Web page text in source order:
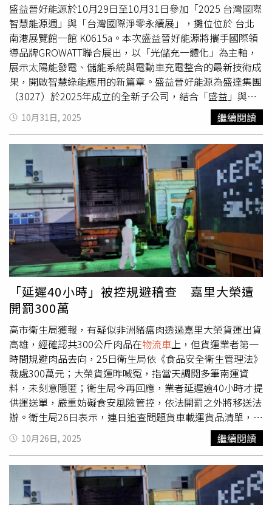
盛益晉好能源於10月29日至10月31日參加「2025 台灣國際
智慧能源週」與「台灣國際淨零永續展」，攤位位於 台北
南港展覽館一館 K0615a。本次盛益晉好能源將攜手國際領
導品牌GROWATT聯合展出，以「光儲充一體化」為主軸，
展示太陽能發電、儲能系統與電動車充電整合的最新技術成
果，開啟智慧綠能應用的新篇章。盛益晉好能源為盛達集團
（3027）於2025年成立的全新子公司，結合「盛益」與
「晉好」兩大品牌資源，專注於太陽能、儲能與電動車充電
三大領域。公司秉持「技術導向、整合服務」的理念，提供
高效率、安全穩定的智慧能源解決方案，服務涵蓋專案設
計、工程建置與後續維運，並與國內外品牌及系統商合作，
推動住宅、商辦與公共空間的綠能轉型與低碳應用。 在本
次展會中，盛益晉好能源將重點展示 MIT 自有品牌
BILLION 系列產品 與 GROWATT 高效能太陽能變流器。
2025台灣國際智慧能源週，盛益晉好能源活動現場業務專
業講解AC充電樁BH-2000。（圖片提供／盛益晉好能源）
其中，BILLION AC-BH2000 智慧交流充電樁 以高功率輸出
與雲端能源管理功能為特色，支援多車同時充電與動態功率
分配，能靈活應對家庭、社區與企業場域的用電需求；外觀
設計簡約俐落，兼具實用與現代美感。針對商用與公共快充
應用，盛益晉好推出BEVC-120~240K直流快充樁，採用模
組化功率設計，可依場域需求擴充至 240kW，並支援國際
主流CCS2與CHAdeMO充電規格。產品內建智慧監控平台，
可即時掌握設備運行狀態、遠端診斷與維運，有效提升能源
使用效率與可靠性。面對大型運輸與高功率需求，旗艦款
BEVC-480K超高速直流快充樁則展現「極速、安全、穩定」
三大特點，單樁輸出功率高達 480kW，搭載液冷散熱技
術，能長時間維持高載運行，專為電動巴士、物流車與高速
公路快充站打造，大幅縮短充電時間並降低營運成本。同場
展出的GROWATT MAX 320K-X太陽能變流器，為該品牌在
高功率光電領域的旗艦機種。其具備高達98.8%轉換效率與
多路 MPPT 設計，MPPT電流80A，全面適配182/210模組；
同時擁有組串檢測及I/V曲綫掃描，精確定位異常組串，
IP66防護等級，可適應各類不同環境，適用於大型電廠、工
10月31日, 2025 繼續閱讀
「延遲40小時」被控規避稽查 嘉里大榮遭
開罰300萬
高市衛生局獲報，有疑似非洲豬瘟肉透過嘉里大榮貨運出貨
高雄，經確認共300公斤肉品在物流車上，但貨運業者第一
時間規避肉品去向，25日衛生局依《食品安全衛生管理法》
裁處300萬元；大榮貨運昨喊冤，指當天調閱多筆南運資
料，未刻意隱匿；衛生局今再回應，業者延遲逾40小時才提
供運送單，嚴重妨礙食安風險管控，依法開罰之外將移送法
辦。衛生局26日表示，連日追查問題貨車載運貨品清單，嘉
里大榮昨日仍一度謊稱僅1部車輛有GPS，延遲超過40個小
時才提供運送清單，嚴重妨礙且延宕食安風險管控，目前依
《食品安全衛生管理法》第47條第11款規定，對嘉里大榮
裁罰300萬，並移送地檢署偵辦。衛生局指出，23日傍晚追
查彰化業者問題豬肉運抵大寮大發營業所後，高市衛生局長
10月26日, 2025 繼續閱讀